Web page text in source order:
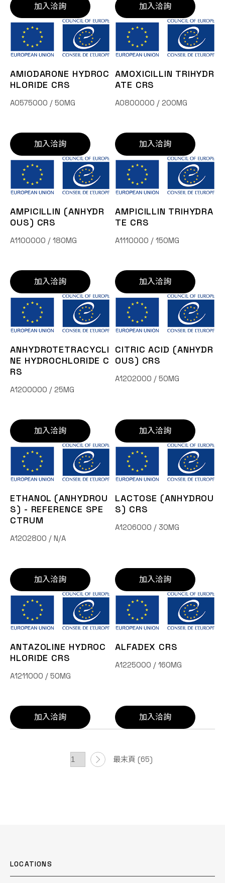
加入洽詢 加入洽詢
AMIODARONE HYDROC
HLORIDE CRS
A0575000 / 50MG
加入洽詢
AMOXICILLIN TRIHYDR
ATE CRS
A0800000 / 200MG
加入洽詢
AMPICILLIN (ANHYDR
OUS) CRS
A1100000 / 180MG
加入洽詢
AMPICILLIN TRIHYDRA
TE CRS
A1110000 / 150MG
加入洽詢
ANHYDROTETRACYCLI
NE HYDROCHLORIDE C
RS
A1200000 / 25MG
加入洽詢
CITRIC ACID (ANHYDR
OUS) CRS
A1202000 / 50MG
加入洽詢
ETHANOL (ANHYDROU
S) - REFERENCE SPE
CTRUM
A1202800 / N/A
加入洽詢
LACTOSE (ANHYDROU
S) CRS
A1206000 / 30MG
加入洽詢
ANTAZOLINE HYDROC
HLORIDE CRS
A1211000 / 50MG
加入洽詢
ALFADEX CRS
A1225000 / 160MG
加入洽詢
最末頁 (65)
LOCATIONS